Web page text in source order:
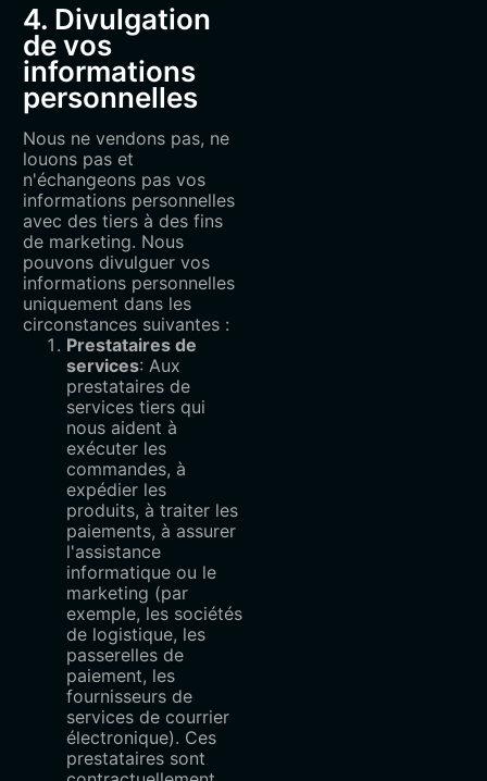
4. Divulgation
de vos
informations
personnelles
Nous ne vendons pas, ne
louons pas et
n'échangeons pas vos
informations personnelles
avec des tiers à des fins
de marketing. Nous
pouvons divulguer vos
informations personnelles
uniquement dans les
circonstances suivantes :
Prestataires de
services: Aux
prestataires de
services tiers qui
nous aident à
exécuter les
commandes, à
expédier les
produits, à traiter les
paiements, à assurer
l'assistance
informatique ou le
marketing (par
exemple, les sociétés
de logistique, les
passerelles de
paiement, les
fournisseurs de
services de courrier
électronique). Ces
prestataires sont